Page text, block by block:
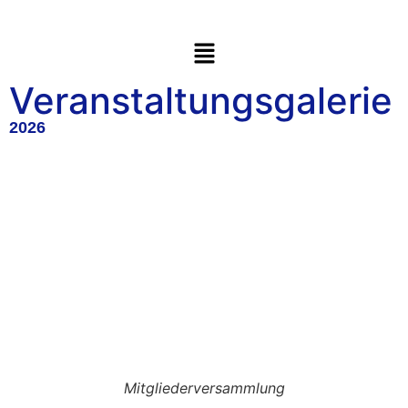
Veranstaltungsgalerie
2026
Mitgliederversammlung